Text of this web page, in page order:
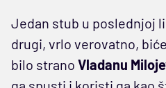
Jedan stub u poslednjoj
drugi, vrlo verovatno, biće
bilo strano Vladanu